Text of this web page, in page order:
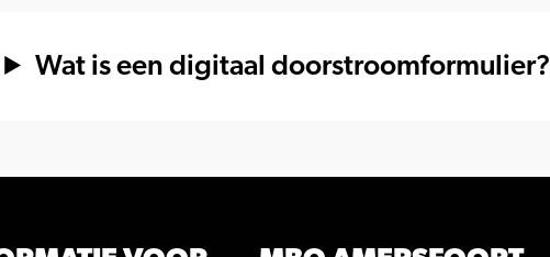
Wat is een digitaal doorstroomformulier?